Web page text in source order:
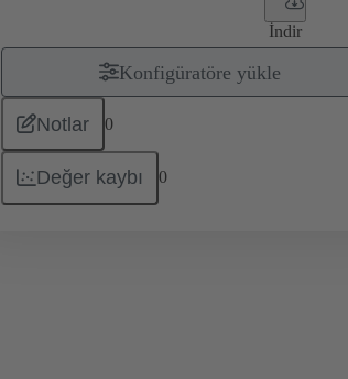
İndir
Konfigüratöre yükle
Notlar 0
Değer kaybı 0